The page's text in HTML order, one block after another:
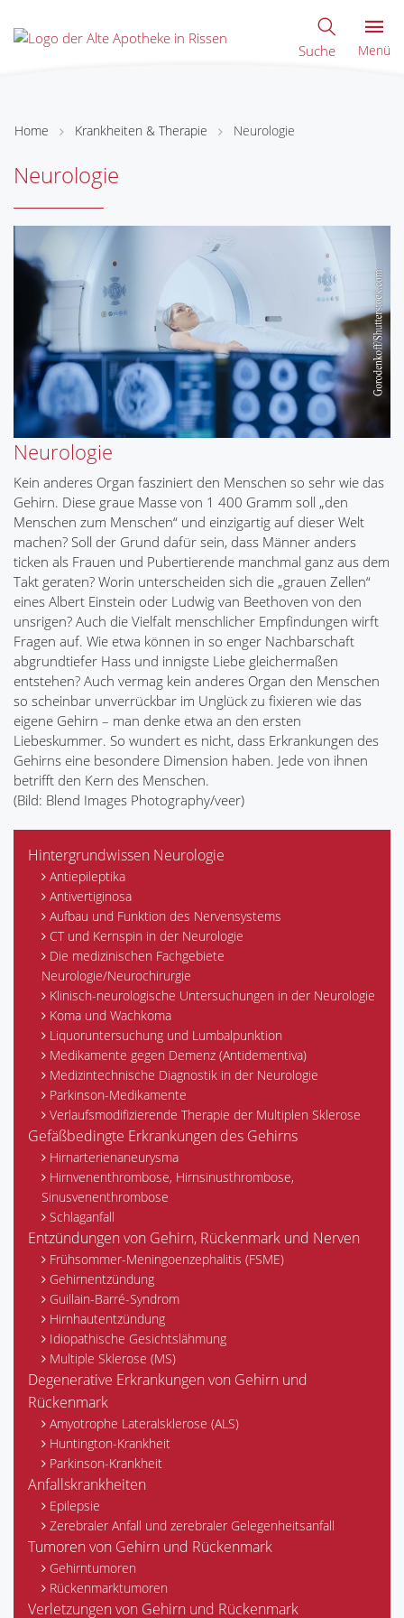
Suche Menü
Home Krankheiten & Therapie Neurologie
Neurologie
Neurologie
Kein anderes Organ fasziniert den Menschen so sehr wie das
Gehirn. Diese graue Masse von 1 400 Gramm soll „den
Menschen zum Menschen“ und einzigartig auf dieser Welt
machen? Soll der Grund dafür sein, dass Männer anders
ticken als Frauen und Pubertierende manchmal ganz aus dem
Takt geraten? Worin unterscheiden sich die „grauen Zellen“
eines Albert Einstein oder Ludwig van Beethoven von den
unsrigen? Auch die Vielfalt menschlicher Empfindungen wirft
Fragen auf. Wie etwa können in so enger Nachbarschaft
abgrundtiefer Hass und innigste Liebe gleichermaßen
entstehen? Auch vermag kein anderes Organ den Menschen
so scheinbar unverrückbar im Unglück zu fixieren wie das
eigene Gehirn – man denke etwa an den ersten
Liebeskummer. So wundert es nicht, dass Erkrankungen des
Gehirns eine besondere Dimension haben. Jede von ihnen
betrifft den Kern des Menschen.
(Bild: Blend Images Photography/veer)
Hintergrundwissen Neurologie
Antiepileptika
Antivertiginosa
Aufbau und Funktion des Nervensystems
CT und Kernspin in der Neurologie
Die medizinischen Fachgebiete
Neurologie/Neurochirurgie
Klinisch-neurologische Untersuchungen in der Neurologie
Koma und Wachkoma
Liquoruntersuchung und Lumbalpunktion
Medikamente gegen Demenz (Antidementiva)
Medizintechnische Diagnostik in der Neurologie
Parkinson-Medikamente
Verlaufsmodifizierende Therapie der Multiplen Sklerose
Gefäßbedingte Erkrankungen des Gehirns
Hirnarterienaneurysma
Hirnvenenthrombose, Hirnsinusthrombose,
Sinusvenenthrombose
Schlaganfall
Entzündungen von Gehirn, Rückenmark und Nerven
Frühsommer-Meningoenzephalitis (FSME)
Gehirnentzündung
Guillain-Barré-Syndrom
Hirnhautentzündung
Idiopathische Gesichtslähmung
Multiple Sklerose (MS)
Degenerative Erkrankungen von Gehirn und
Rückenmark
Amyotrophe Lateralsklerose (ALS)
Huntington-Krankheit
Parkinson-Krankheit
Anfallskrankheiten
Epilepsie
Zerebraler Anfall und zerebraler Gelegenheitsanfall
Tumoren von Gehirn und Rückenmark
Gehirntumoren
Rückenmarktumoren
Verletzungen von Gehirn und Rückenmark